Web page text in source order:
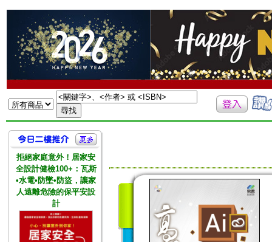
拒絕家庭意外！居家安
全設計健檢100+：瓦斯
•水電•防墜•防盜，讓家
人遠離危險的保平安設
計